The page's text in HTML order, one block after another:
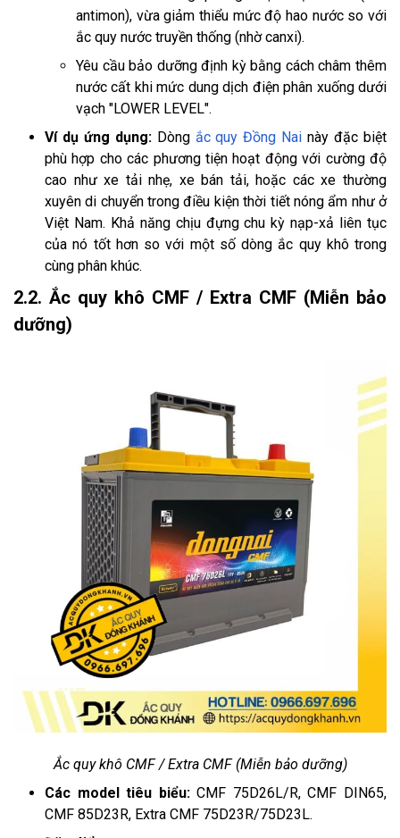
antimon), vừa giảm thiểu mức độ hao nước so với
ắc quy nước truyền thống (nhờ canxi).
Yêu cầu bảo dưỡng định kỳ bằng cách châm thêm
nước cất khi mức dung dịch điện phân xuống dưới
vạch "LOWER LEVEL".
Ví dụ ứng dụng: Dòng ắc quy Đồng Nai này đặc biệt
phù hợp cho các phương tiện hoạt động với cường độ
cao như xe tải nhẹ, xe bán tải, hoặc các xe thường
xuyên di chuyển trong điều kiện thời tiết nóng ẩm như ở
Việt Nam. Khả năng chịu đựng chu kỳ nạp-xả liên tục
của nó tốt hơn so với một số dòng ắc quy khô trong
cùng phân khúc.
2.2. Ắc quy khô CMF / Extra CMF (Miễn bảo
dưỡng)
Ắc quy khô CMF / Extra CMF (Miễn bảo dưỡng)
Các model tiêu biểu:CMF 75D26L/R, CMF DIN65,
CMF 85D23R, Extra CMF 75D23R/75D23L.